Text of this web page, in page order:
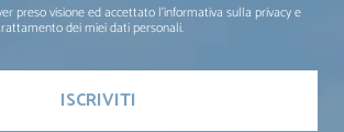
preso visione ed accettato l'informativa sulla privacy e
dei miei dati personali.